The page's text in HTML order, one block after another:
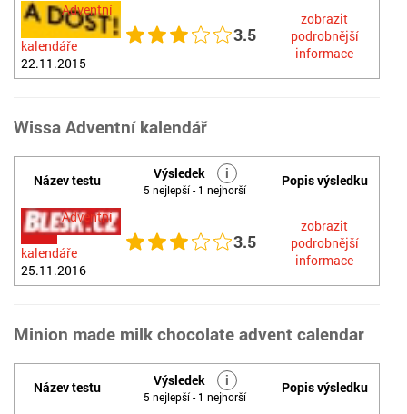
Adventní
kalendáře
22.11.2015
3.5
zobrazit
podrobnější
informace
Wissa Adventní kalendář
Název testu Výsledek i
5 nejlepší - 1 nejhorší
Popis výsledku
Adventní
kalendáře
25.11.2016
3.5
zobrazit
podrobnější
informace
Minion made milk chocolate advent calendar
Název testu Výsledek i
5 nejlepší - 1 nejhorší
Popis výsledku